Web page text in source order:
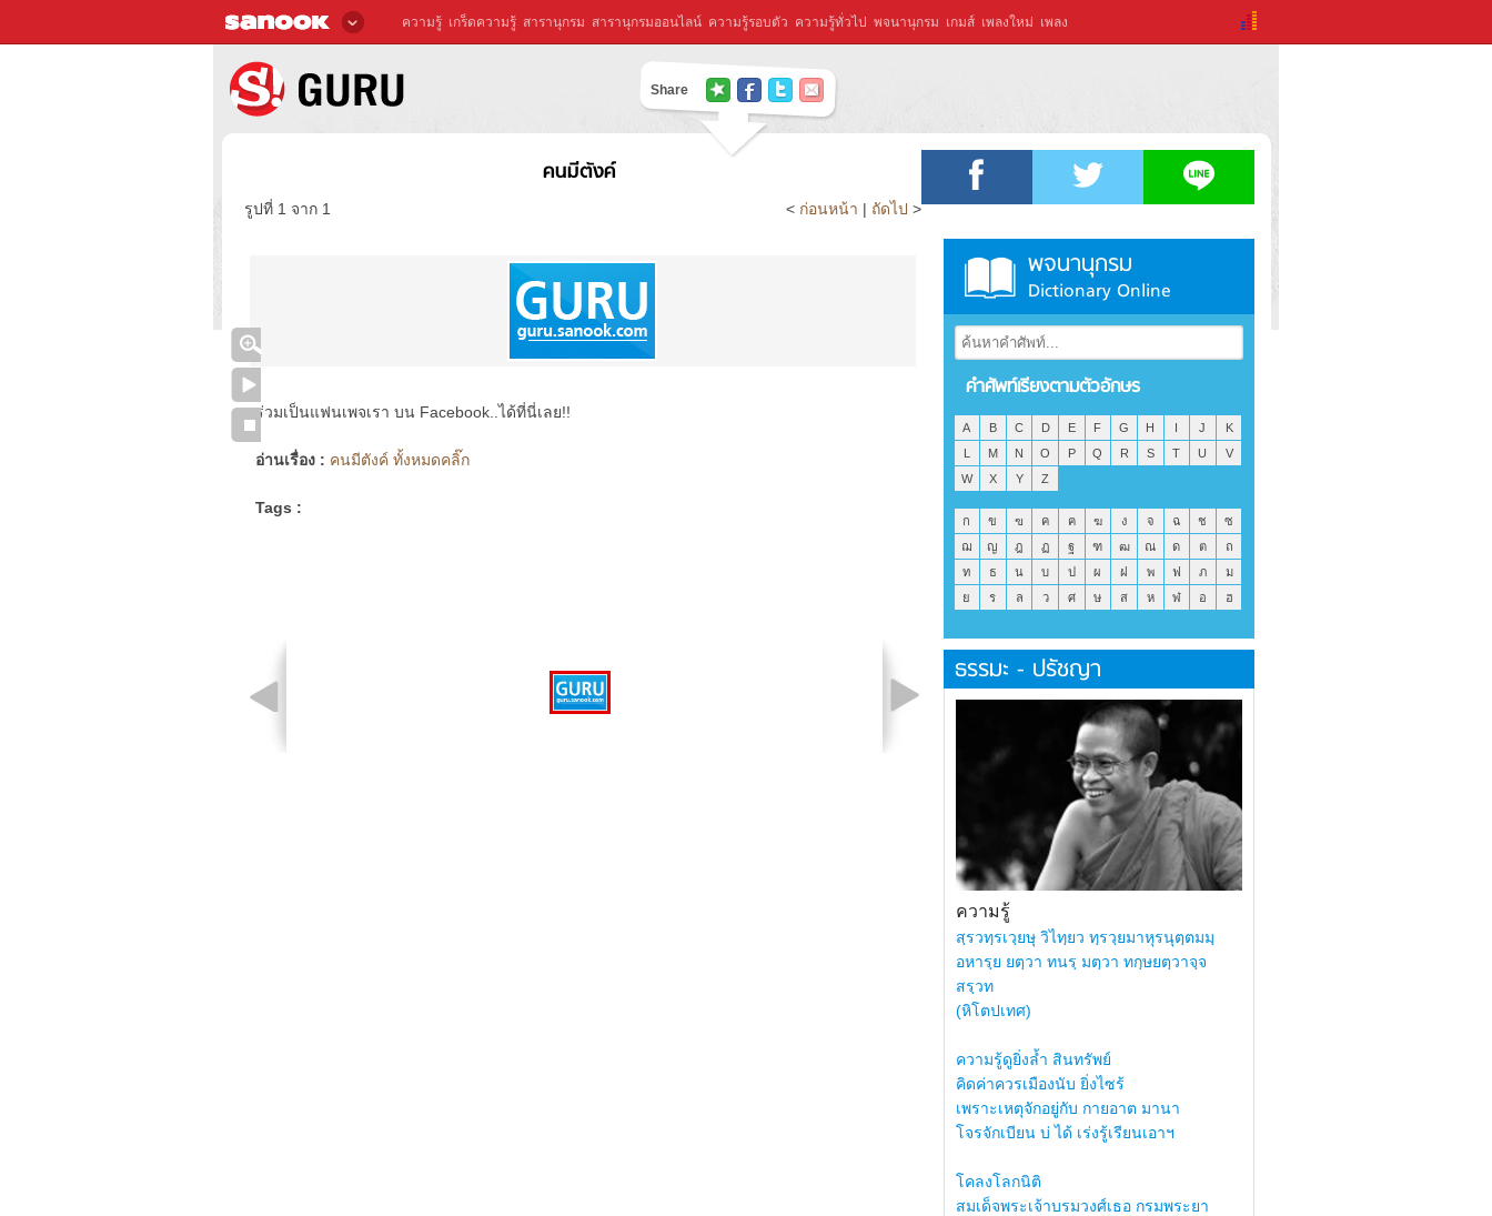
ความรู้ เกร็ดความรู้ สารานุกรม สารานุกรมออนไลน์ ความรู้รอบตัว ความรู้ทั่วไป พจนานุกรม เกมส์ เพลงใหม่ เพลง
Share
คนมีตังค์
รูปที่ 1 จาก 1 < ก่อนหน้า | ถัดไป >
ร่วมเป็นแฟนเพจเรา บน Facebook..ได้ที่นี่เลย!!
อ่านเรื่อง : คนมีตังค์ ทั้งหมดคลิ๊ก
Tags :
พจนานุกรม
Dictionary Online
คำศัพท์เรียงตามตัวอักษร
A B C D E F G H I J
K
L
M N O P Q R S T U
V
W
X Y Z
ก ข ฃ ค ฅ ฆ ง จ ฉ ช
ซ
ฌ
ญ ฎ ฏ ฐ ฑ ฒ ณ ด ต
ถ
ท
ธ น บ ป ผ ฝ พ ฟ ภ
ม
ย
ร ล ว ศ ษ ส ห ฬ อ ฮ
ธรรมะ - ปรัชญา
ความรู้
สฺรวทฺรเวฺยษุ วิไทฺยว ทฺรวฺยมาหุรนุตฺตมมฺ
อหารฺย ยตฺวา ทนรฺ มตฺวา ทกฺษยตฺวาจฺจ
สรฺวท
(หิโตปเทศ)
ความรู้ดูยิ่งล้ำ สินทรัพย์
คิดค่าควรเมืองนับ ยิ่งไซร้
เพราะเหตุจักอยู่กับ กายอาต มานา
โจรจักเบียน บ่ ได้ เร่งรู้เรียนเอาฯ
โคลงโลกนิติ
สมเด็จพระเจ้าบรมวงศ์เธอ กรมพระยา